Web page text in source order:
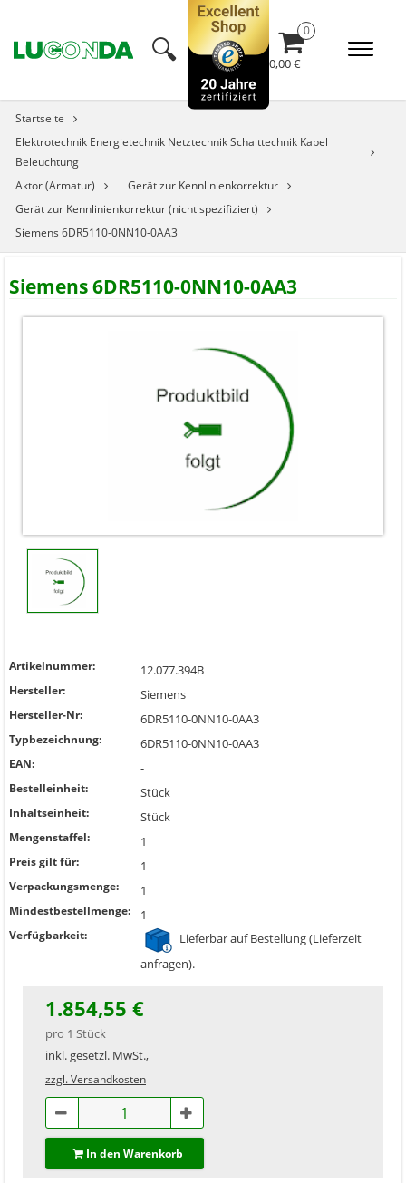
🔍︎ 0,00 €
Startseite
Elektrotechnik Energietechnik Netztechnik Schalttechnik Kabel
Beleuchtung
Aktor (Armatur)
Gerät zur Kennlinienkorrektur
Gerät zur Kennlinienkorrektur (nicht spezifiziert)
Siemens 6DR5110-0NN10-0AA3
Siemens 6DR5110-0NN10-0AA3
Artikelnummer: 12.077.394B
Hersteller: Siemens
Hersteller-Nr: 6DR5110-0NN10-0AA3
Typbezeichnung: 6DR5110-0NN10-0AA3
EAN: -
Bestelleinheit: Stück
Inhaltseinheit: Stück
Mengenstaffel: 1
Preis gilt für: 1
Verpackungsmenge: 1
Mindestbestellmenge: 1
Verfügbarkeit:
Lieferbar auf Bestellung (Lieferzeit
anfragen).
1.854,55 €
pro 1 Stück
inkl. gesetzl. MwSt.,
zzgl. Versandkosten
In den Warenkorb